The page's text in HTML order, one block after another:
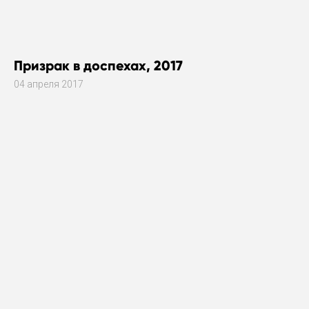
Призрак в доспехах, 2017
04 апреля 2017